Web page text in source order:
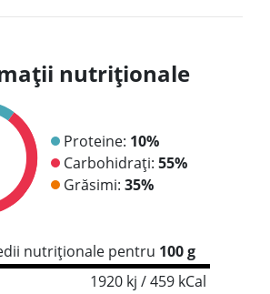
nutriționale
Proteine: 10%
Carbohidrați: 55%
Grăsimi: 35%
nutriționale pentru 100 g
1920 kj / 459 kCal